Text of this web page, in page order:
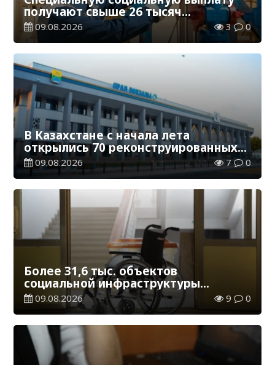
получают свыше 26 тысяч
работников, занятых во вредных
условиях труда
09.08.2026 3 0
В Казахстане с начала лета
открылись 70 реконструированных
железнодорожных вокзалов
09.08.2026 7 0
Более 31,6 тыс. объектов
социальной инфраструктуры
адаптированы для лиц с
инвалидностью
09.08.2026 9 0